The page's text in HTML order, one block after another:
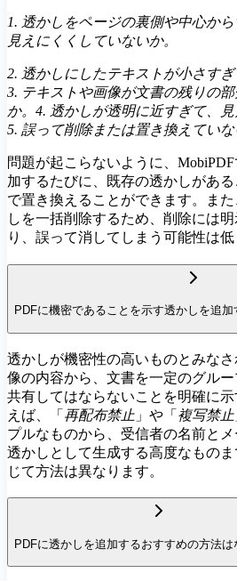
1. 透かしをページの裏側や中心から
見えにくくしていないか。
2. 透かしにしたテキストが小さすぎ
3. テキストや画像が文書の残りの
か。 4. 透かしが透明に近すぎて、見
5. 誤って削除または置き換えていな
問題が起こらないように、
加するたびに、既存の透かしがあ
で置き換えることができます。ま
しを一括削除するため、削除には
り、誤って消してしまう可能性は低
PDFに機密であることを示す透かしを追
透かしが機密性の高いものとみな
像の内容から、文書を一定のグル
共有してはならないことを明確に
えば、「 再配布禁止 」や「 複写禁止
プルなものから、受信者の名前と
透かしとして生成する高度なもの
じて方法は異なります。
PDFに透かしを追加するおすすめの方法は